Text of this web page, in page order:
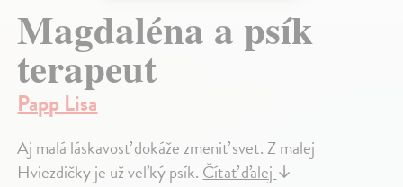
Magdaléna a psík
terapeut
Papp Lisa
Aj malá láskavosť dokáže zmeniť svet. Z malej
Hviezdičky je už veľký psík.Čítať ďalej↓